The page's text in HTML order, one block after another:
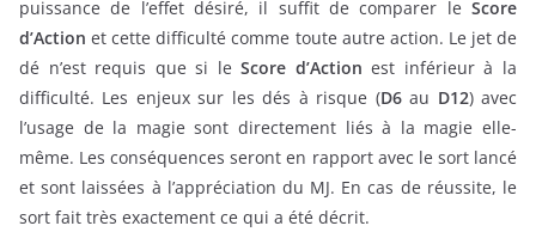
puissance de l’effet désiré, il suffit de comparer le Score
d’Action et cette difficulté comme toute autre action. Le jet de
dé n’est requis que si leScore d’Action est inférieur à la
difficulté. Les enjeux sur les dés à risque (D6au D12) avec
l’usage de la magie sont directement liés à la magie elle-
même. Les conséquences seront en rapport avec le sort lancé
et sont laissées à l’appréciation du MJ. En cas de réussite, le
sort fait très exactement ce qui a été décrit.